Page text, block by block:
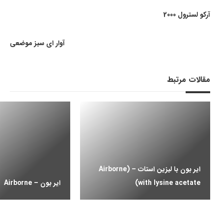
آرکو لسترول 2000
آوار ای سبز موضعی
مقالات مرتبط
ایر بون با لیزین استات – (Airborne
(with lysine acetate
ایر بون – Airborne